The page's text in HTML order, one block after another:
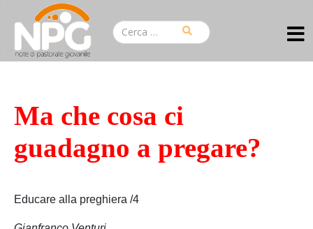
Ma che cosa ci
guadagno a pregare?
Educare alla preghiera /4